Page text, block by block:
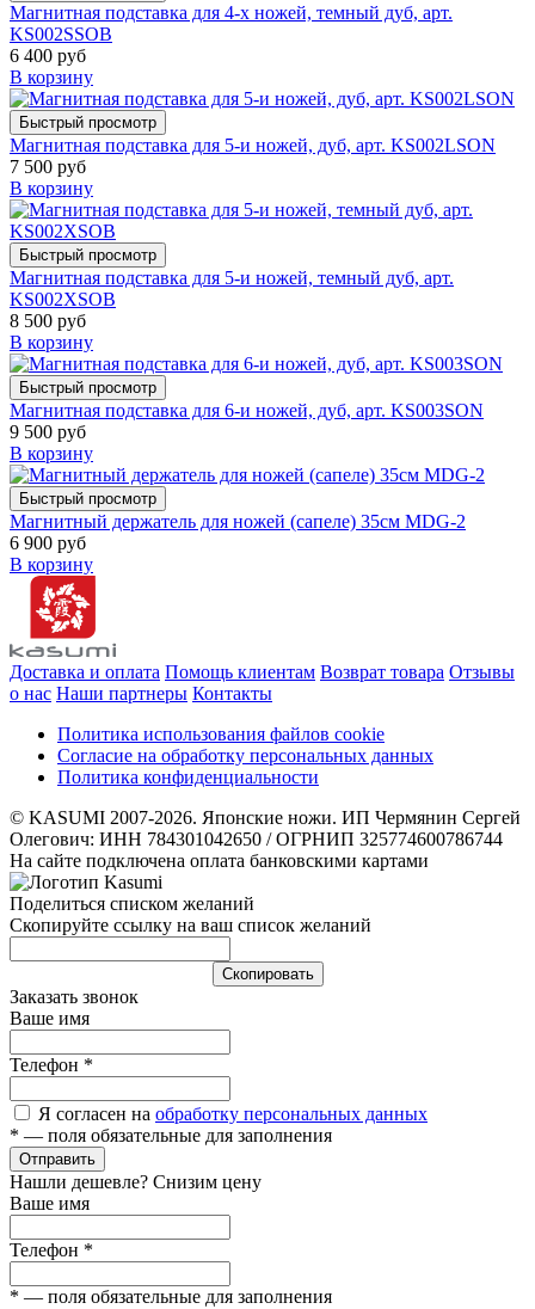
Магнитная подставка для 4-х ножей, темный дуб, арт.
KS002SSOB
6 400 руб
В корзину
Быстрый просмотр
Магнитная подставка для 5-и ножей, дуб, арт. KS002LSON
7 500 руб
В корзину
Быстрый просмотр
Магнитная подставка для 5-и ножей, темный дуб, арт.
KS002XSOB
8 500 руб
В корзину
Быстрый просмотр
Магнитная подставка для 6-и ножей, дуб, арт. KS003SON
9 500 руб
В корзину
Быстрый просмотр
Магнитный держатель для ножей (сапеле) 35см MDG-2
6 900 руб
В корзину
Доставка и оплата Помощь клиентам Возврат товара Отзывы
о нас Наши партнеры Контакты
Политика использования файлов cookie
Согласие на обработку персональных данных
Политика конфиденциальности
© KASUMI 2007-2026. Японские ножи. ИП Чермянин Сергей
Олегович: ИНН 784301042650 / ОГРНИП 325774600786744
На сайте подключена оплата банковскими картами
Поделиться списком желаний
Скопируйте ссылку на ваш список желаний
Cкопировать
Заказать звонок
Ваше имя
Телефон *
Я согласен на обработку персональных данных
* — поля обязательные для заполнения
Отправить
Нашли дешевле? Снизим цену
Ваше имя
Телефон *
* — поля обязательные для заполнения